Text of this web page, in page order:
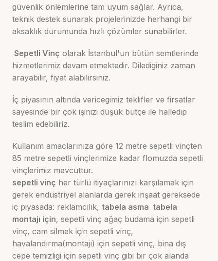
güvenlik önlemlerine tam uyum sağlar. Ayrıca,
teknik destek sunarak projelerinizde herhangi bir
aksaklık durumunda hızlı çözümler sunabilirler.
Sepetli Vinç olarak İstanbul'un bütün semtlerinde
hizmetlerimiz devam etmektedir. Dilediginiz zaman
arayabilir, fiyat alabilirsiniz.
İç piyasının altında vericegimiz teklifler ve firsatlar
sayesinde bir çok işinizi düşük bütçe ile halledip
teslim edebiliriz.
Kullanım amaclarınıza göre 12 metre sepetli vinçten
85 metre sepetli vinçlerimize kadar flomuzda sepetli
vinçlerimiz mevcuttur.
sepetli vinç her türlü itiyaçlarınızı karşılamak için
gerek endüstriyel alanlarda gerek inşaat gereksede
iç piyasada: reklamcılık, tabela asma tabela
montajı için, sepetli vinç ağaç budama için sepetli
vinç, cam silmek için sepetli vinç,
havalandırma(montajı) için sepetli vinç, bina dış
cepe temizligi için sepetli vinç gibi bir çok alanda